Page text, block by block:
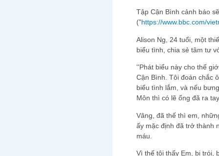
Tập Cận Bình cảnh báo
(”https://www.bbc.com/
Alison Ng, 24 tuổi, một
biểu tình, chia sẻ tâm tư
''Phát biểu này cho thế
Cận Bình. Tôi đoán chắc
biểu tình lắm, và nếu
Môn thì có lẽ ổng đã ra
Vâng, đã thế thì em,
ấy mặc định đã trở thành
máu.
Vì thế tôi thấy Em, bị trói,